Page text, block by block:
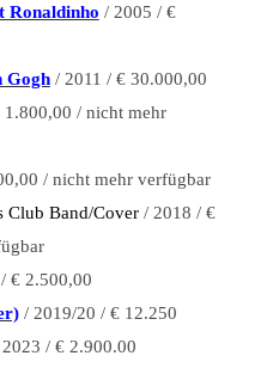
Ronaldinho / 2005 / €
Gogh/ 2011 / € 30.000,00
1.800,00 / nicht mehr
/ nicht mehr verfügbar
Club Band/Cover/ 2018 / €
€ 2.500,00
/ 2019/20 / € 12.250
/ € 2.900.00